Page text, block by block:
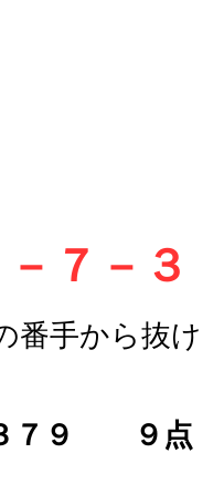
－７－３
手から抜け
７９ ９点